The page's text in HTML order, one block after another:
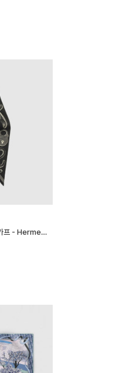
에르메스 여성 트윌리 리틀 스카프 - Hermes Womens Twilly Little S…